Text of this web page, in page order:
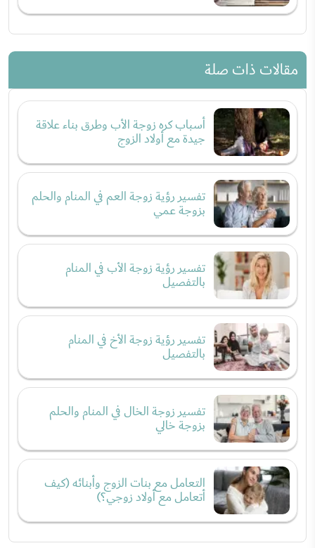
مقالات ذات صلة
أسباب كره زوجة الأب وطرق بناء علاقة
جيدة مع أولاد الزوج
تفسير رؤية زوجة العم في المنام والحلم
بزوجة عمي
تفسير رؤية زوجة الأب في المنام
بالتفصيل
تفسير رؤية زوجة الأخ في المنام
بالتفصيل
تفسير زوجة الخال في المنام والحلم
بزوجة خالي
التعامل مع بنات الزوج وأبنائه (كيف
أتعامل مع أولاد زوجي؟)